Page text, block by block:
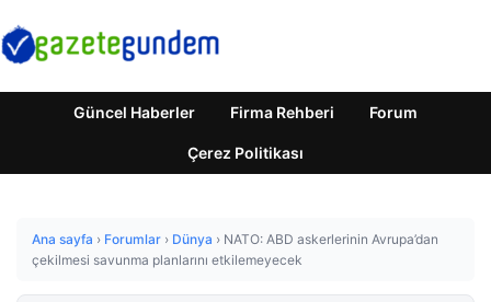
Güncel Haberler Firma Rehberi Forum
Çerez Politikası
Ana sayfa › Forumlar › Dünya › NATO: ABD askerlerinin Avrupa’dan
çekilmesi savunma planlarını etkilemeyecek